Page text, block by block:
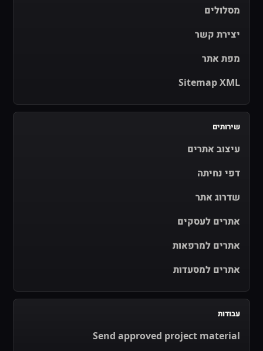
מסלולים
יצירת קשר
מפת אתר
Sitemap XML
שירותים
עיצוב אתרים
דפי נחיתה
שדרוג אתר
אתרים לעסקים
אתרים למרפאות
אתרים למסעדות
עבודות
Send approved project material